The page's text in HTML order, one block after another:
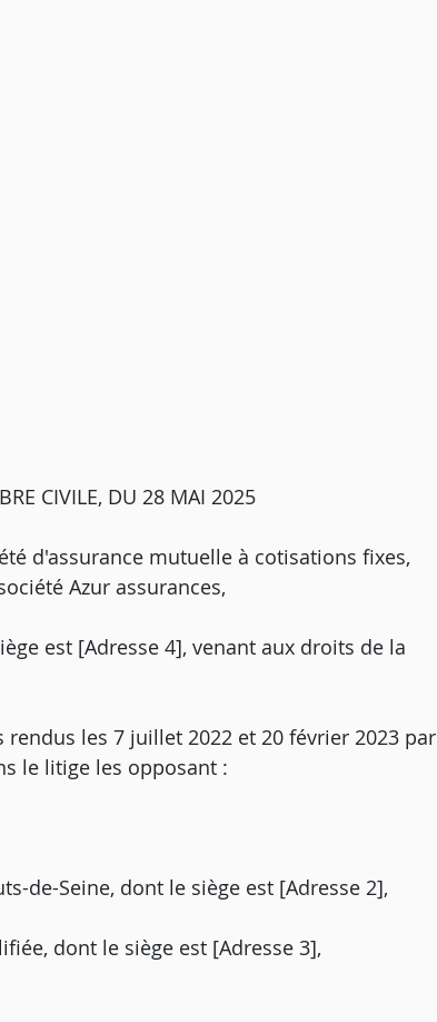
CIVILE, DU 28 MAI 2025
d'assurance mutuelle à cotisations fixes,
Azur assurances,
est [Adresse 4], venant aux droits de la
les 7 juillet 2022 et 20 février 2023 par
le litige les opposant :
de-Seine, dont le siège est [Adresse 2],
dont le siège est [Adresse 3],